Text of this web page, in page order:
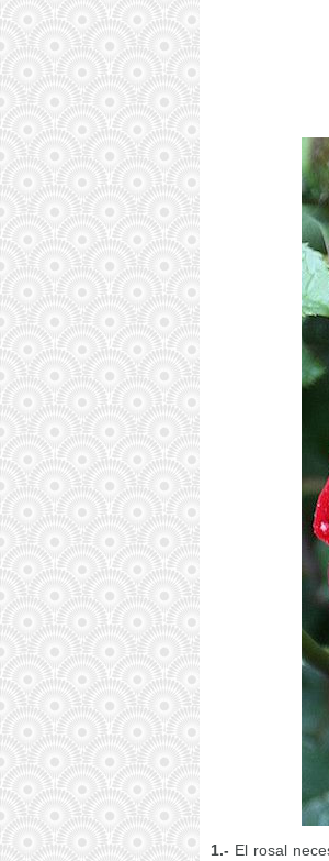
1.- El rosal